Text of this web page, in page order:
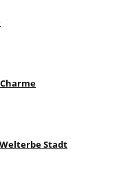
Welterbe Stadt